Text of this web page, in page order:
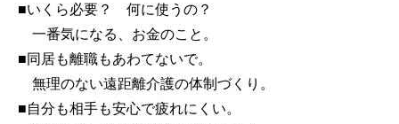
■いくら必要？ 何に使うの？
一番気になる、お金のこと。
■同居も離職もあわてないで。
無理のない遠距離介護の体制づくり。
■自分も相手も安心で疲れにくい。